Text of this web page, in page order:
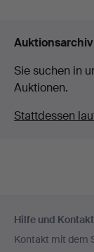
Auktionsarchiv
Sie suchen in
Auktionen.
Stattdessen
Navigation
Hilfe und Kontakt
Kontakt mit dem